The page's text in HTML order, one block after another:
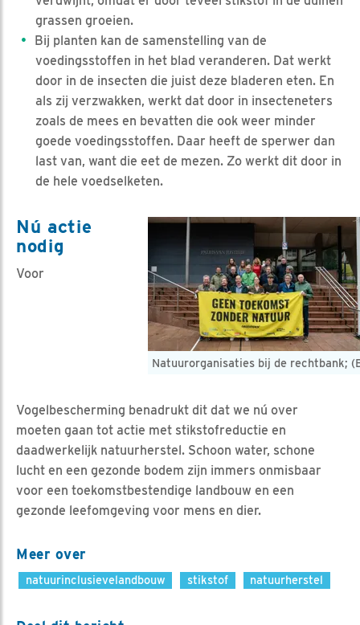
grassen groeien.
Bij planten kan de samenstelling van de
voedingsstoffen in het blad veranderen. Dat werkt
door in de insecten die juist deze bladeren eten. En
als zij verzwakken, werkt dat door in insecteneters
zoals de mees en bevatten die ook weer minder
goede voedingsstoffen. Daar heeft de sperwer dan
last van, want die eet de mezen. Zo werkt dit door in
de hele voedselketen.
Natuurorganisaties bij de rechtbank;
Nú actie
nodig
Voor
Vogelbescherming benadrukt dit dat we nú over
moeten gaan tot actie met stikstofreductie en
daadwerkelijk natuurherstel. Schoon water, schone
lucht en een gezonde bodem zijn immers onmisbaar
voor een toekomstbestendige landbouw en een
gezonde leefomgeving voor mens en dier.
Meer over
natuurinclusievelandbouw stikstof natuurherstel